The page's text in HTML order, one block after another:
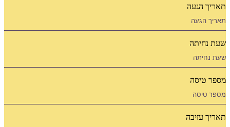
הגעה
טיסה
עזיבה